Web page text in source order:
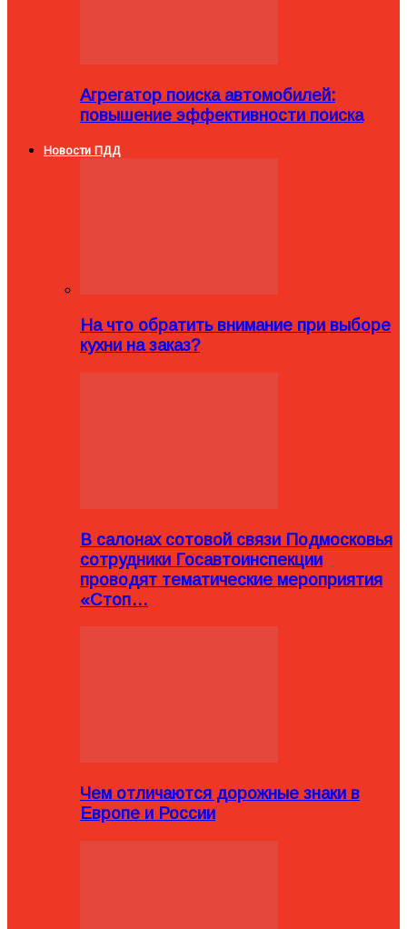
Агрегатор поиска автомобилей:
повышение эффективности поиска
Новости ПДД
На что обратить внимание при выборе
кухни на заказ?
В салонах сотовой связи Подмосковья
сотрудники Госавтоинспекции
проводят тематические мероприятия
«Стоп…
Чем отличаются дорожные знаки в
Европе и России